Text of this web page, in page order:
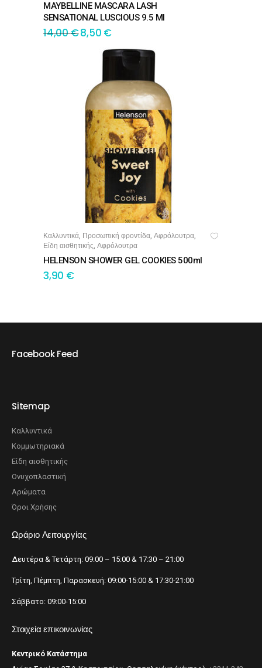
MAYBELLINE MASCARA LASH
SENSATIONAL LUSCIOUS 9.5 Ml
14,00€8,50 €
ΠΡΟΣΘΉΚΗ ΣΤΟ ΚΑΛΆΘΙ
Καλλυντικά, Προσωπική φροντίδα, Αφρόλουτρα,
Είδη αισθητικής, Αφρόλουτρα
HELENSON SHOWER GEL COOKIES 500ml
3,90 €
Facebook Feed
Sitemap
Καλλυντικά
Κομμωτηριακά
Είδη αισθητικής
Ονυχοπλαστική
Αρώματα
Όροι Χρήσης
Ωράριο Λειτουργίας
Δευτέρα & Τετάρτη: 09:00 – 15:00 & 17:30 – 21:00
Τρίτη, Πέμπτη, Παρασκευή: 09:00-15:00 & 17:30-21:00
Σάββατο: 09:00-15:00
Στοιχεία επικοινωνίας
Κεντρικό Κατάστημα